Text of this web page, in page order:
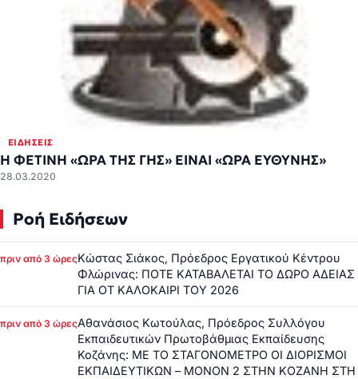
ΕΙΔΉΣΕΙΣ
Η ΦΕΤΙΝΗ «ΩΡΑ ΤΗΣ ΓΗΣ» ΕΙΝΑΙ «ΩΡΑ ΕΥΘΥΝΗΣ»
28.03.2020
Ροή Ειδήσεων
πριν από 3 ώρεςΚώστας Σιάκος, Πρόεδρος Εργατικού Κέντρου
Φλώρινας: ΠΟΤΕ ΚΑΤΑΒΑΛΕΤΑΙ ΤΟ ΔΩΡΟ ΑΔΕΙΑΣ
ΓΙΑ ΟΤ ΚΑΛΟΚΑΙΡΙ ΤΟΥ 2026
πριν από 3 ώρεςΑθανάσιος Κωτούλας, Πρόεδρος Συλλόγου
Εκπαιδευτικών Πρωτοβάθμιας Εκπαίδευσης
Κοζάνης: ΜΕ ΤΟ ΣΤΑΓΟΝΟΜΕΤΡΟ ΟΙ ΔΙΟΡΙΣΜΟΙ
ΕΚΠΑΙΔΕΥΤΙΚΩΝ – ΜΟΝΟΝ 2 ΣΤΗΝ ΚΟΖΑΝΗ ΣΤΗ